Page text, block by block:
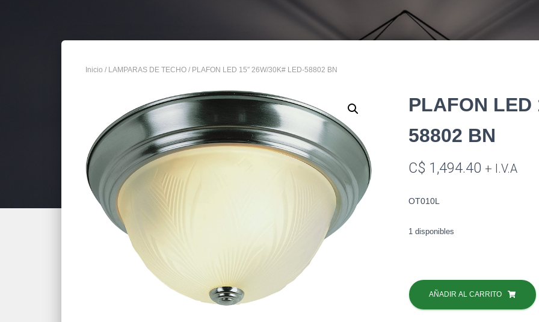
Inicio / LAMPARAS DE TECHO / PLAFON LED 15″ 26W/30K# LED-58802 BN
PLAFON LED
58802 BN
C$ 1,494.40 + I.V.A
OT010L
1 disponibles
PLAFON
LED
15"
AÑADIR AL CARRITO